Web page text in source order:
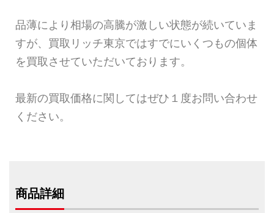
品薄により相場の高騰が激しい状態が続いていま
すが、買取リッチ東京ではすでにいくつもの個体
を買取させていただいております。
最新の買取価格に関してはぜひ１度お問い合わせ
ください。
商品詳細